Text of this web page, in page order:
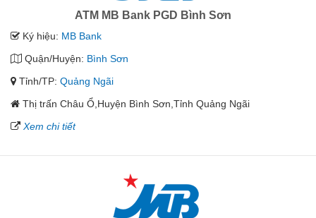
ATM MB Bank PGD Bình Sơn
Ký hiệu: MB Bank
Quận/Huyện: Bình Sơn
Tỉnh/TP: Quảng Ngãi
Thị trấn Châu Ổ,Huyện Bình Sơn,Tỉnh Quảng Ngãi
Xem chi tiết